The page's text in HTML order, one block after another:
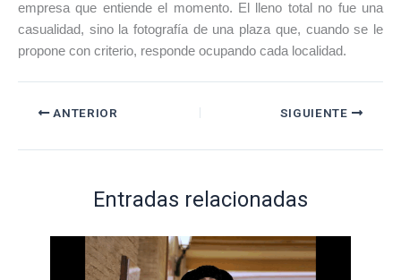
empresa que entiende el momento. El lleno total no fue una
casualidad, sino la fotografía de una plaza que, cuando se le
propone con criterio, responde ocupando cada localidad.
ANTERIOR SIGUIENTE
Entradas relacionadas